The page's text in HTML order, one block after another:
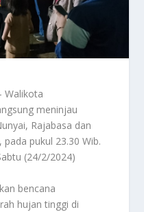
Walikota
meninjau
Rajabasa dan
pukul 23.30 Wib.
(24/2/2024)
bencana
hujan tinggi di